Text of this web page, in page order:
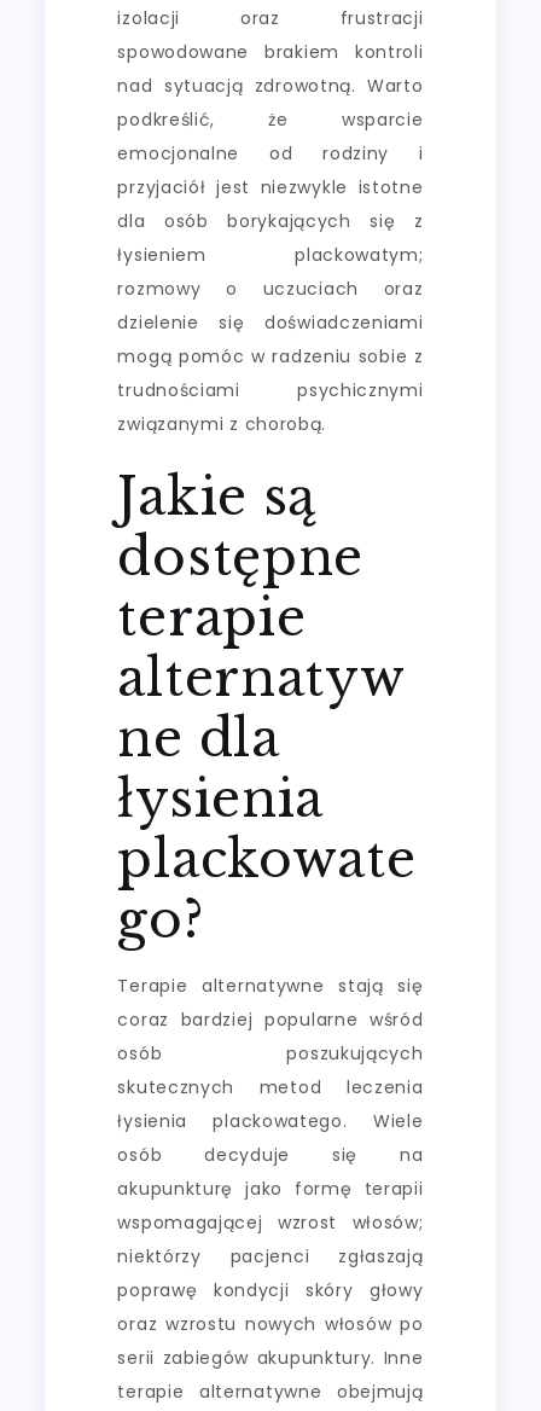
izolacji oraz frustracji
spowodowane brakiem kontroli
nad sytuacją zdrowotną. Warto
podkreślić, że wsparcie
emocjonalne od rodziny i
przyjaciół jest niezwykle istotne
dla osób borykających się z
łysieniem plackowatym;
rozmowy o uczuciach oraz
dzielenie się doświadczeniami
mogą pomóc w radzeniu sobie z
trudnościami psychicznymi
związanymi z chorobą.
Jakie są
dostępne
terapie
alternatyw
ne dla
łysienia
plackowate
go?
Terapie alternatywne stają się
coraz bardziej popularne wśród
osób poszukujących
skutecznych metod leczenia
łysienia plackowatego. Wiele
osób decyduje się na
akupunkturę jako formę terapii
wspomagającej wzrost włosów;
niektórzy pacjenci zgłaszają
poprawę kondycji skóry głowy
oraz wzrostu nowych włosów po
serii zabiegów akupunktury. Inne
terapie alternatywne obejmują